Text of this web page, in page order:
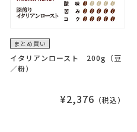
まとめ買い
イタリアンロースト 200g（豆
／粉）
¥2,376 （税込）